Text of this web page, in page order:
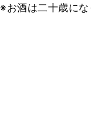
※お酒は二十歳にな